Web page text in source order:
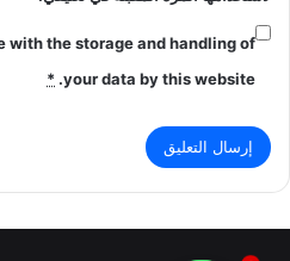
with the storage and handling of
your data by this website.
*